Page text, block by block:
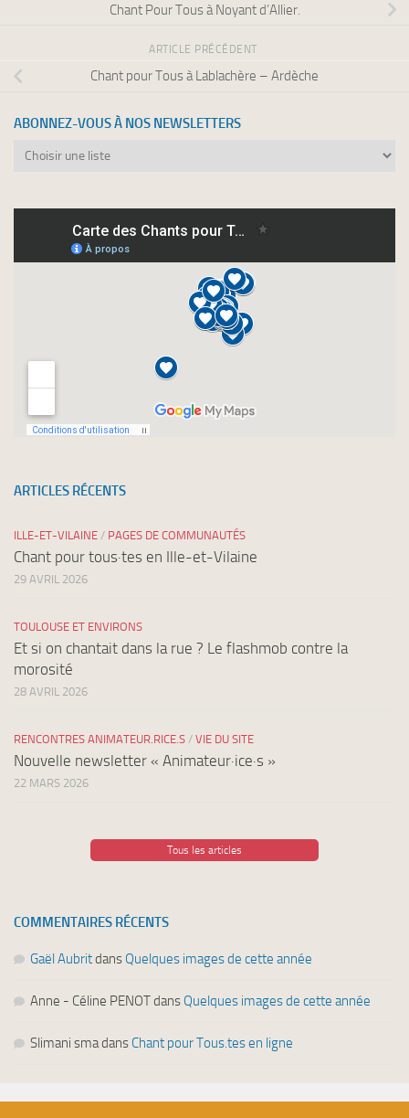
Chant Pour Tous à Noyant d’Allier.
ARTICLE PRÉCÉDENT
Chant pour Tous à Lablachère – Ardèche
ABONNEZ-VOUS À NOS NEWSLETTERS
Abonnez-
newsletters
ARTICLES RÉCENTS
ILLE-ET-VILAINE / PAGES DE COMMUNAUTÉS
Chant pour tous·tes en Ille-et-Vilaine
29 AVRIL 2026
TOULOUSE ET ENVIRONS
Et si on chantait dans la rue ? Le flashmob contre la
morosité
28 AVRIL 2026
RENCONTRES ANIMATEUR.RICE.S / VIE DU SITE
Nouvelle newsletter « Animateur·ice·s »
22 MARS 2026
Tous les articles
COMMENTAIRES RÉCENTS
Gaël Aubritdans Quelques images de cette année
Anne - Céline PENOTdans Quelques images de cette année
Slimani smadans Chant pour Tous.tes en ligne